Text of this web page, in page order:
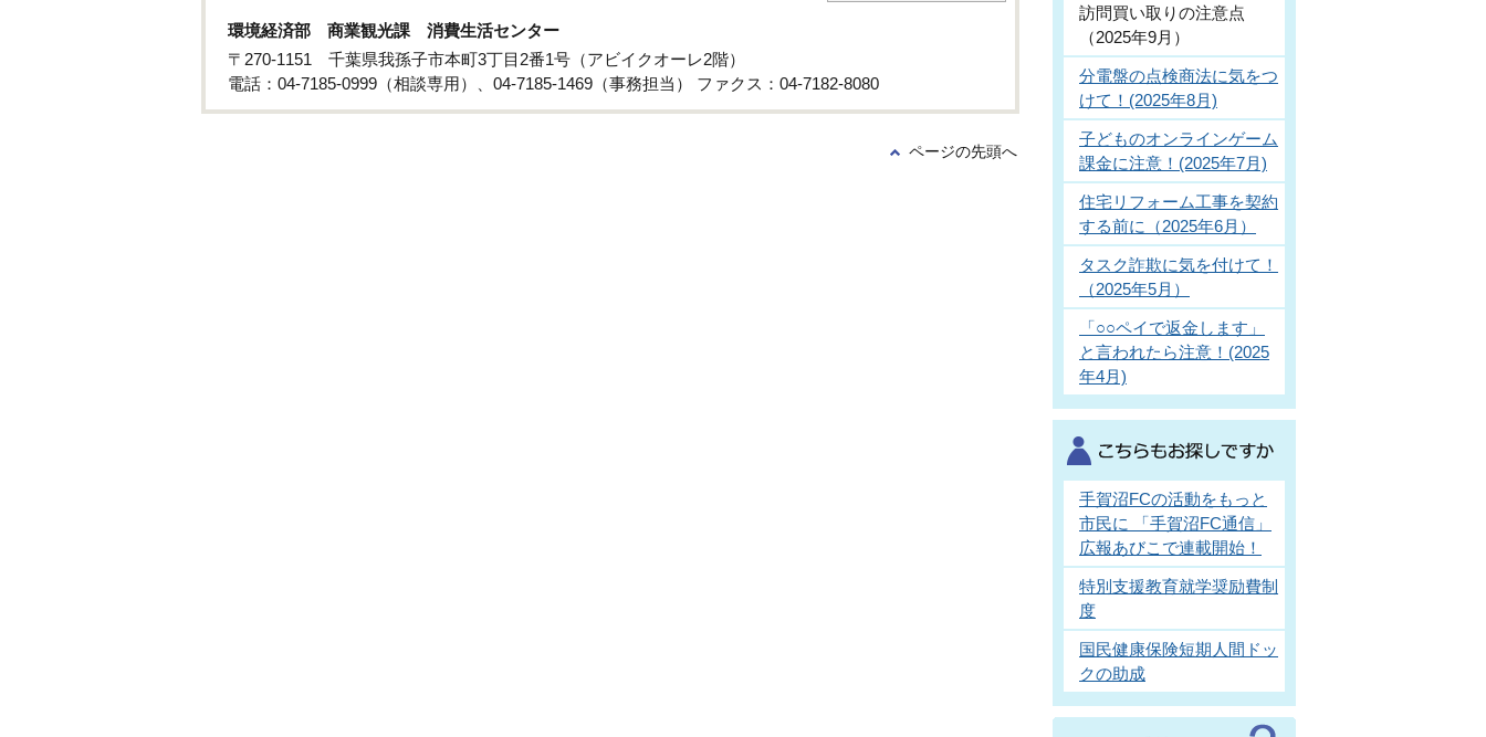
環境経済部 商業観光課 消費生活センター
〒270-1151 千葉県我孫子市本町3丁目2番1号（アビイクオーレ2階）
電話：04-7185-0999（相談専用）、04-7185-1469（事務担当） ファクス：04-7182-8080
ページの先頭へ
訪問買い取りの注意点
（2025年9月）
分電盤の点検商法に気をつ
けて！(2025年8月)
子どものオンラインゲーム
課金に注意！(2025年7月)
住宅リフォーム工事を契約
する前に（2025年6月）
タスク詐欺に気を付けて！
（2025年5月）
「○○ペイで返金します」
と言われたら注意！(2025
年4月)
手賀沼FCの活動をもっと
市民に 「手賀沼FC通信」
広報あびこで連載開始！
特別支援教育就学奨励費制
度
国民健康保険短期人間ドッ
クの助成